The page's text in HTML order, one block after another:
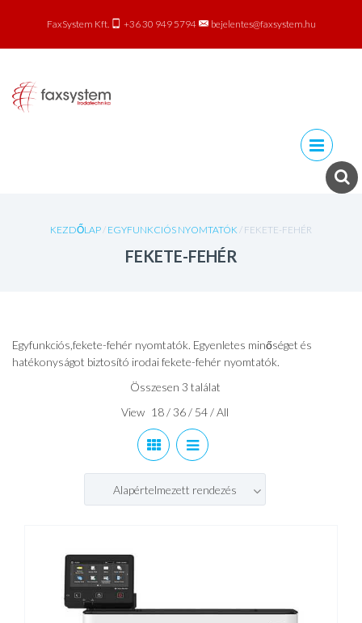
FaxSystem Kft. +36 30 949 5794 bejelentes@faxsystem.hu
Skip to
content
KEZDŐLAP/ EGYFUNKCIÓS NYOMTATÓK/ FEKETE-FEHÉR
FEKETE-FEHÉR
Egyfunkciós,fekete-fehér nyomtatók. Egyenletes minőséget és
hatékonyságot biztosító irodai fekete-fehér nyomtatók.
Összesen 3 találat
View 18/36/ 54/All
Alapértelmezett rendezés